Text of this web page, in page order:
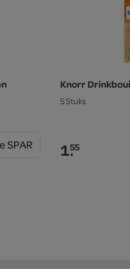
SPAR
Knorr
5 Stuks
1.55